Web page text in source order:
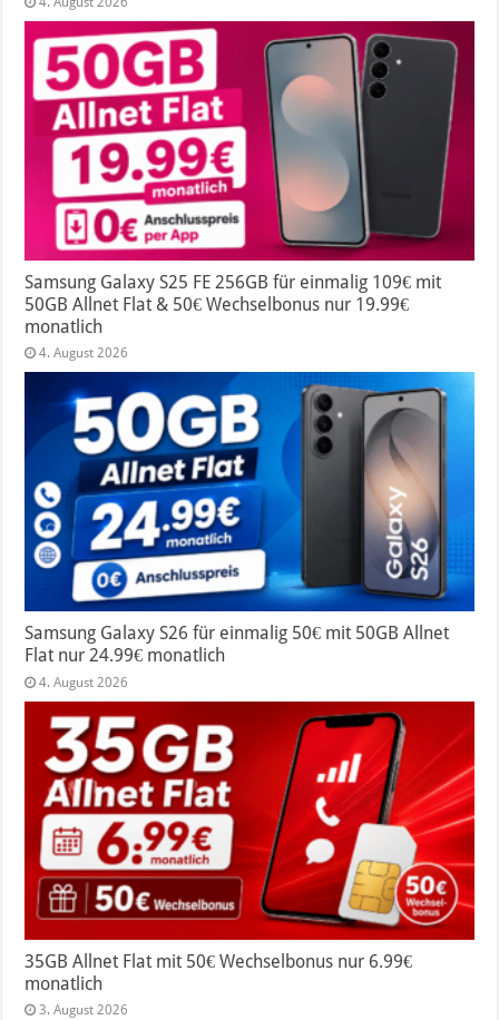
Samsung Galaxy S25 FE 256GB für einmalig 109€ mit
50GB Allnet Flat & 50€ Wechselbonus nur 19.99€
monatlich
4. August 2026
Samsung Galaxy S26 für einmalig 50€ mit 50GB Allnet
Flat nur 24.99€ monatlich
4. August 2026
35GB Allnet Flat mit 50€ Wechselbonus nur 6.99€
monatlich
3. August 2026